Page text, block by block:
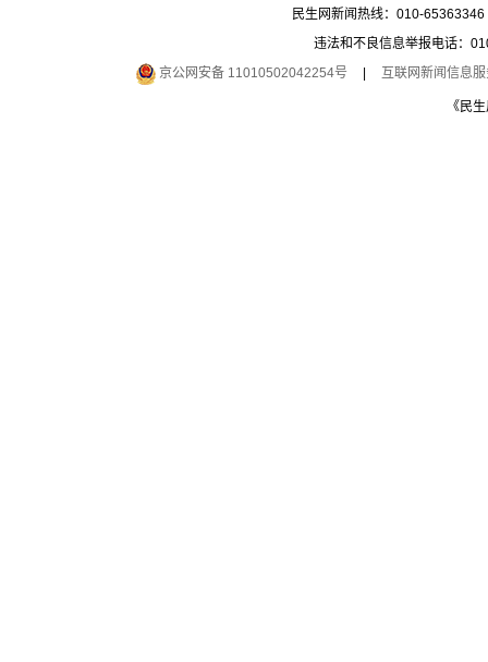
民生网新闻热线：010-
违法和不良信息举报电话：
京公网安备 11010502042254号
互联网新闻信息
《民